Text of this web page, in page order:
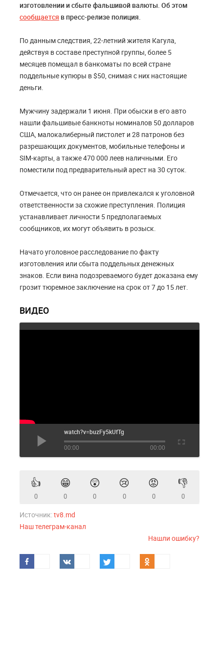
изготовлении и сбыте фальшивой валюты. Об этом
сообщается в пресс-релизе полиция.
По данным следствия, 22-летний жителя Кагула,
действуя в составе преступной группы, более 5
месяцев помещал в банкоматы по всей стране
поддельные купюры в $50, снимая с них настоящие
деньги.
Мужчину задержали 1 июня. При обыски в его авто
нашли фальшивые банкноты номиналов 50 долларов
США, малокалиберный пистолет и 28 патронов без
разрешающих документов, мобильные телефоны и
SIM-карты, а также 470 000 леев наличными. Его
поместили под предварительный арест на 30 суток.
Отмечается, что он ранее он привлекался к уголовной
ответственности за схожие преступления. Полиция
устанавливает личности 5 предполагаемых
сообщников, их могут объявить в розыск.
Начато уголовное расследование по факту
изготовления или сбыта поддельных денежных
знаков. Если вина подозреваемого будет доказана ему
грозит тюремное заключение на срок от 7 до 15 лет.
ВИДЕО
watch?v=buzFy5kUfTg
00:00 00:00
👍
0
😁
0
😲
0
😢
0
😡
0
👎
0
Источник:tv8.md
Наш телеграм-канал
Нашли ошибку?